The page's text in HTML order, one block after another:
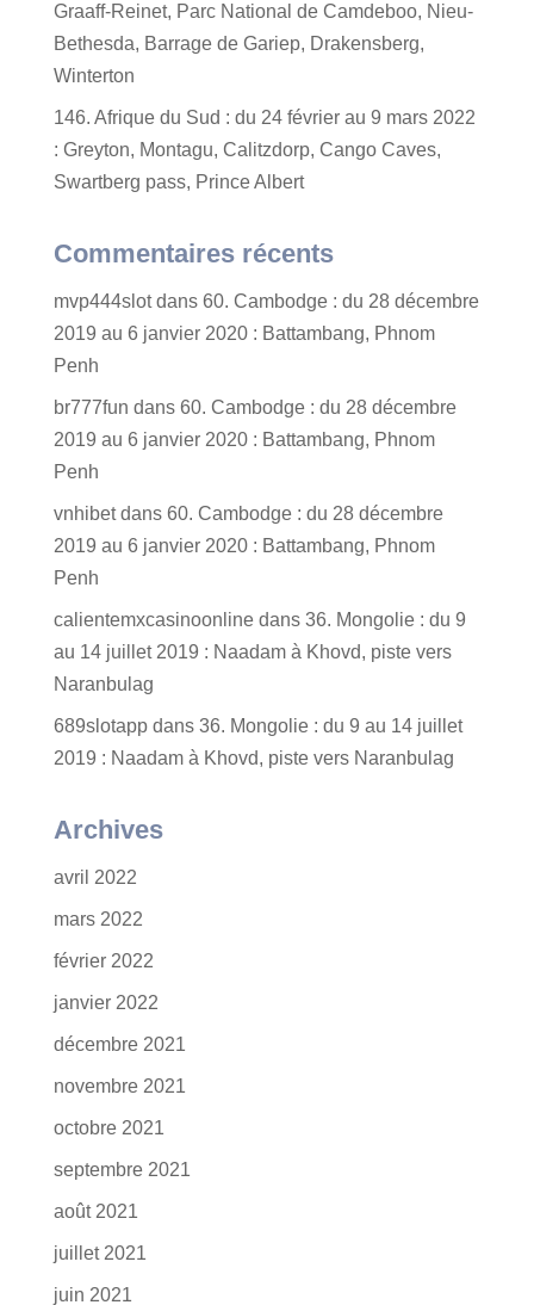
Graaff-Reinet, Parc National de Camdeboo, Nieu-
Bethesda, Barrage de Gariep, Drakensberg,
Winterton
146. Afrique du Sud : du 24 février au 9 mars 2022
: Greyton, Montagu, Calitzdorp, Cango Caves,
Swartberg pass, Prince Albert
Commentaires récents
mvp444slotdans 60. Cambodge : du 28 décembre
2019 au 6 janvier 2020 : Battambang, Phnom
Penh
br777fun dans 60. Cambodge : du 28 décembre
2019 au 6 janvier 2020 : Battambang, Phnom
Penh
vnhibetdans 60. Cambodge : du 28 décembre
2019 au 6 janvier 2020 : Battambang, Phnom
Penh
calientemxcasinoonlinedans 36. Mongolie : du 9
au 14 juillet 2019 : Naadam à Khovd, piste vers
Naranbulag
689slotappdans 36. Mongolie : du 9 au 14 juillet
2019 : Naadam à Khovd, piste vers Naranbulag
Archives
avril 2022
mars 2022
février 2022
janvier 2022
décembre 2021
novembre 2021
octobre 2021
septembre 2021
août 2021
juillet 2021
juin 2021